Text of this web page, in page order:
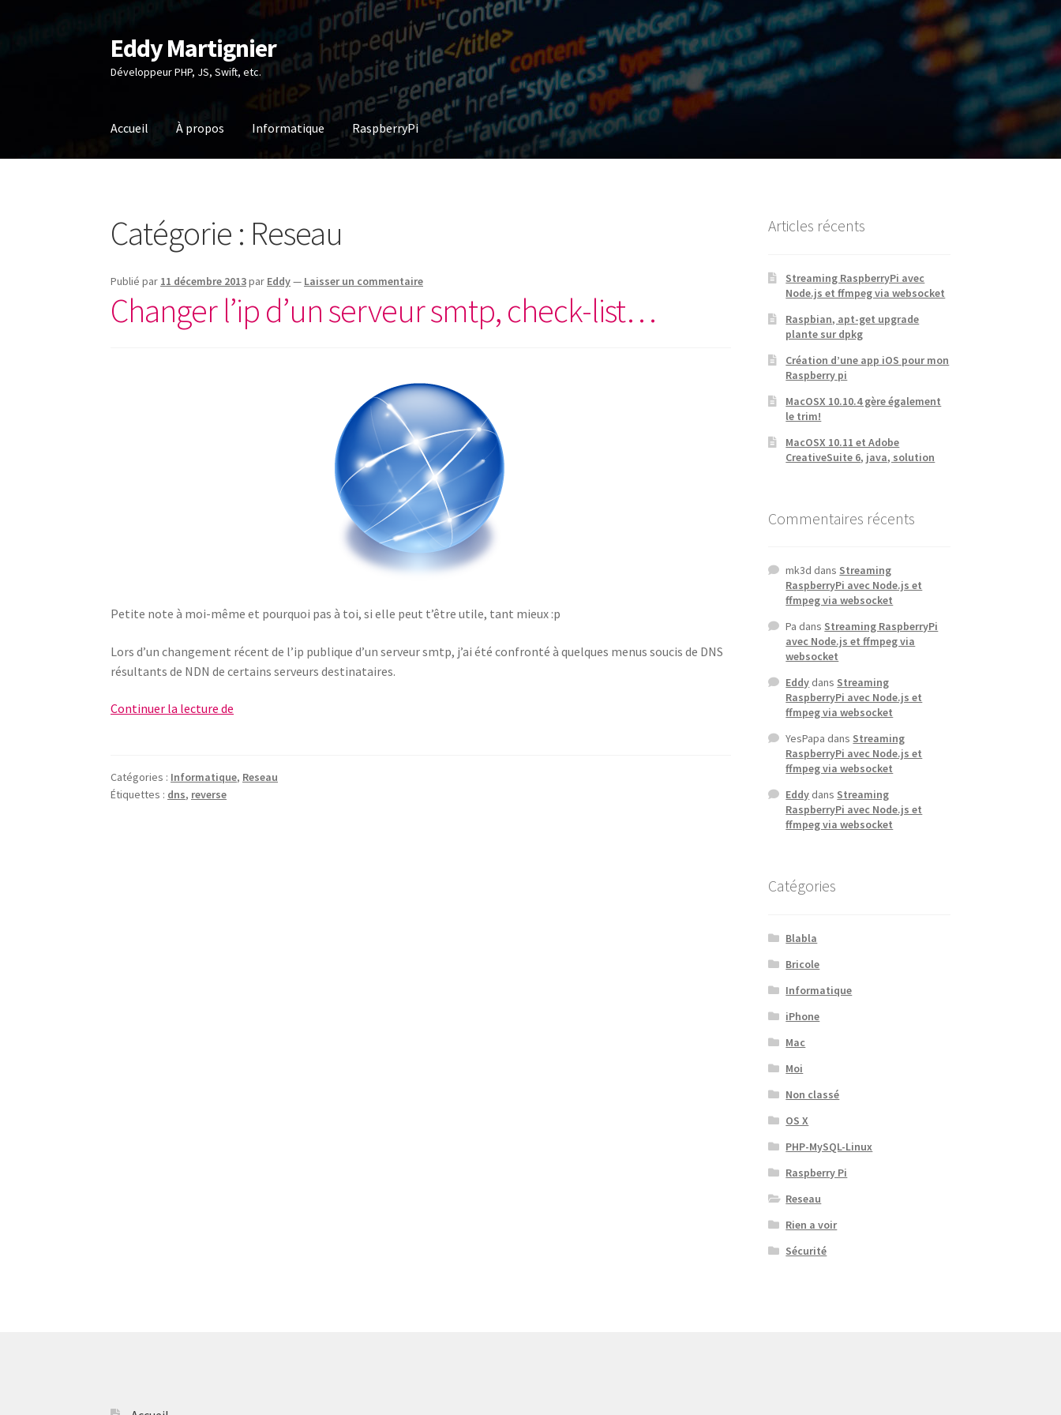
Aller
à
la
Aller
au
contenu
Eddy Martignier
Développeur PHP, JS, Swift, etc.
Accueil À propos Informatique RaspberryPi
Catégorie : Reseau
Publié par 11 décembre 2013par Eddy— Laisser un commentaire
Changer l’ip d’un serveur smtp, check-list…
Petite note à moi-même et pourquoi pas à toi, si elle peut t’être utile, tant mieux :p
Lors d’un changement récent de l’ip publique d’un serveur smtp, j’ai été confronté à quelques menus soucis de DNS
résultants de NDN de certains serveurs destinataires.
Continuer la lecture de
smtp,
Catégories : Informatique, Reseau
Étiquettes : dns, reverse
Articles récents
Streaming RaspberryPi avec
Node.js et ffmpeg via websocket
Raspbian, apt-get upgrade
plante sur dpkg
Création d’une app iOS pour mon
Raspberry pi
MacOSX 10.10.4 gère également
le trim!
MacOSX 10.11 et Adobe
CreativeSuite 6, java, solution
Commentaires récents
mk3d dans Streaming
RaspberryPi avec Node.js et
ffmpeg via websocket
Pa dans Streaming RaspberryPi
avec Node.js et ffmpeg via
websocket
Eddy dans Streaming
RaspberryPi avec Node.js et
ffmpeg via websocket
YesPapa dans Streaming
RaspberryPi avec Node.js et
ffmpeg via websocket
Eddy dans Streaming
RaspberryPi avec Node.js et
ffmpeg via websocket
Catégories
Blabla
Bricole
Informatique
iPhone
Mac
Moi
Non classé
OS X
PHP-MySQL-Linux
Raspberry Pi
Reseau
Rien a voir
Sécurité